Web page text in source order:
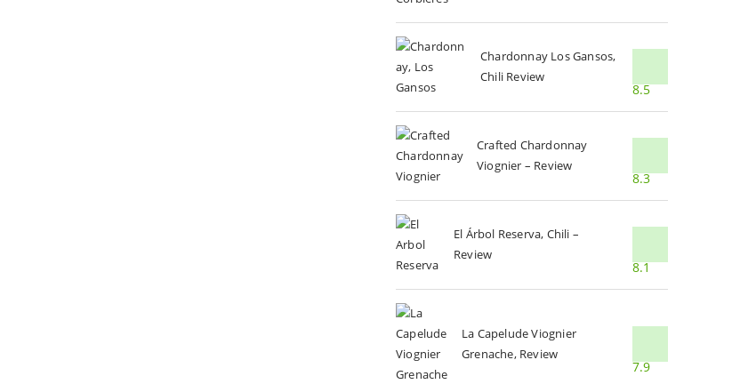
Chardonnay Los Gansos,
Chili Review
8.5
Crafted Chardonnay
Viognier – Review
8.3
El Árbol Reserva, Chili –
Review
8.1
La Capelude Viognier
Grenache, Review
7.9